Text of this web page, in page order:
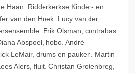
Haan. Ridderkerkse Kinder- en
van den Hoek. Lucy van der
Erik Olsman, contrabas.
Abspoel, hobo. André
LeMair, drums en pauken. Martin
Alers, fluit. Christan Grotenbreg,